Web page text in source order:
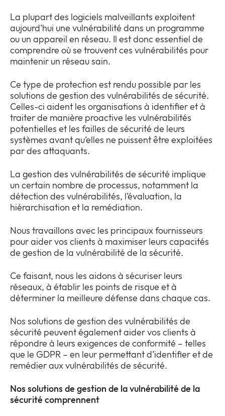
La plupart des logiciels malveillants exploitent
aujourd’hui une vulnérabilité dans un programme
ou un appareil en réseau. Il est donc essentiel de
comprendre où se trouvent ces vulnérabilités pour
maintenir un réseau sain.
Ce type de protection est rendu possible par les
solutions de gestion des vulnérabilités de sécurité.
Celles-ci aident les organisations à identifier et à
traiter de manière proactive les vulnérabilités
potentielles et les failles de sécurité de leurs
systèmes avant qu’elles ne puissent être exploitées
par des attaquants.
La gestion des vulnérabilités de sécurité implique
un certain nombre de processus, notamment la
détection des vulnérabilités, l’évaluation, la
hiérarchisation et la remédiation.
Nous travaillons avec les principaux fournisseurs
pour aider vos clients à maximiser leurs capacités
de gestion de la vulnérabilité de la sécurité.
Ce faisant, nous les aidons à sécuriser leurs
réseaux, à établir les points de risque et à
déterminer la meilleure défense dans chaque cas.
Nos solutions de gestion des vulnérabilités de
sécurité peuvent également aider vos clients à
répondre à leurs exigences de conformité – telles
que le GDPR – en leur permettant d’identifier et de
remédier aux vulnérabilités de sécurité.
Nos solutions de gestion de la vulnérabilité de la
sécurité comprennent